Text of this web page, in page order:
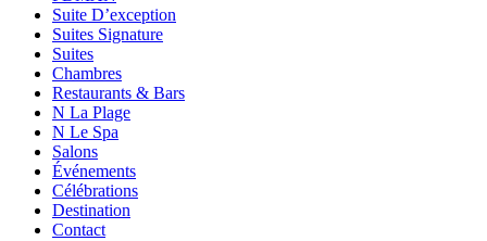
Suite D’exception
Suites Signature
Suites
Chambres
Restaurants & Bars
N La Plage
N Le Spa
Salons
Événements
Célébrations
Destination
Contact